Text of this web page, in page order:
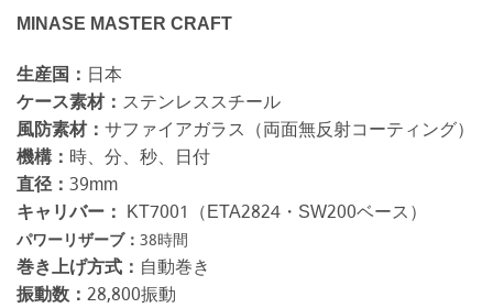
MINASE MASTER CRAFT
生産国： 日本
ケース素材： ステンレススチール
風防素材： サファイアガラス（両面無反射コーティング）
機構： 時、分、秒、日付
直径： 39mm
キャリバー： KT7001（ETA2824・SW200ベース）
パワーリザーブ： 38時間
巻き上げ方式： 自動巻き
振動数： 28,800振動